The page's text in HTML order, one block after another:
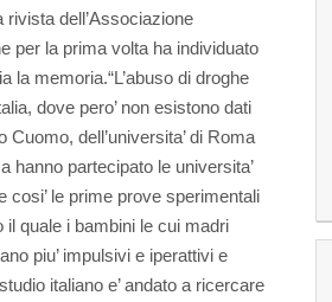
dell’Associazione
per la prima volta ha individuato
la memoria.“L’abuso di droghe
dove pero’ non esistono dati
dell’universita’ di Roma
hanno partecipato le universita’
le prime prove sperimentali
quale i bambini le cui madri
piu’ impulsivi e iperattivi e
italiano e’ andato a ricercare